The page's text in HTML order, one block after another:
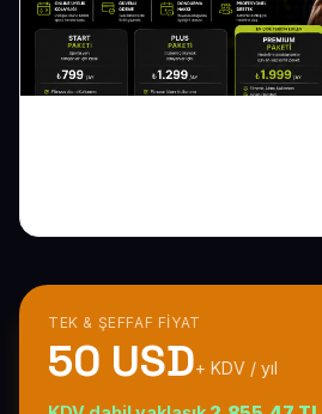
TEK & ŞEFFAF FIYAT
50 USD+ KDV / yıl